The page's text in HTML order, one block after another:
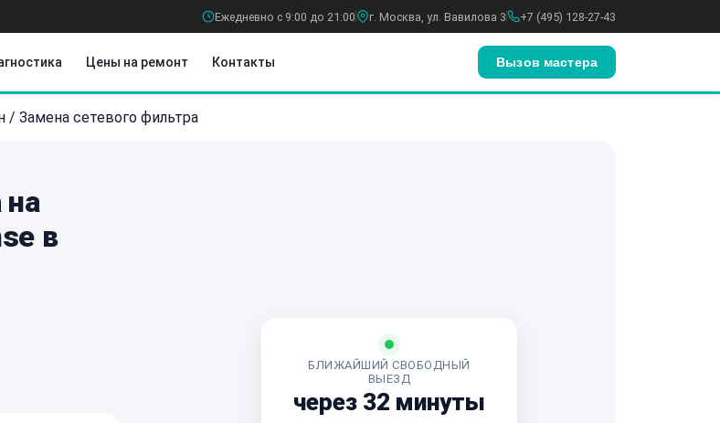
Ежедневно с 9:00 до 21:00 г. Москва, ул. Вавилова 3 +7 (495) 128-27-43
Цены на ремонт Контакты Вызов мастера
/ Замена сетевого фильтра
на
в
БЛИЖАЙШИЙ СВОБОДНЫЙ
ВЫЕЗД
через 32 минуты